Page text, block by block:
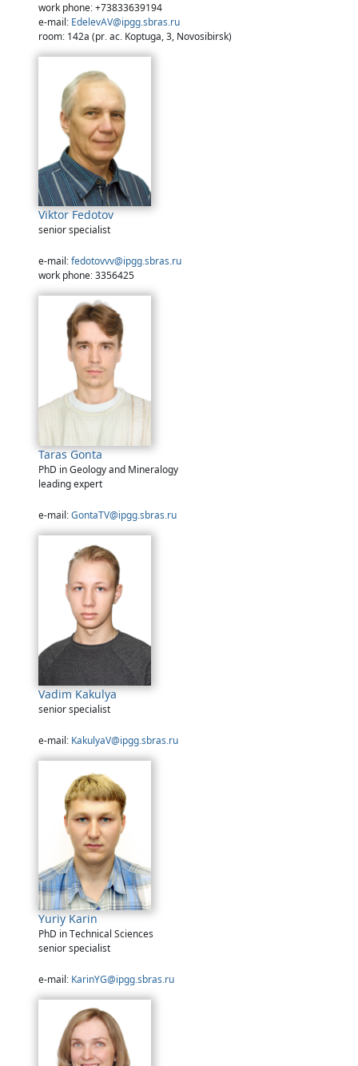
work phone: +73833639194
e-mail: EdelevAV@ipgg.sbras.ru
room: 142a (pr. ac. Koptuga, 3, Novosibirsk)
Viktor Fedotov
senior specialist
e-mail:fedotovvv@ipgg.sbras.ru
work phone: 3356425
Taras Gonta
PhD in Geology and Mineralogy
leading expert
e-mail:GontaTV@ipgg.sbras.ru
Vadim Kakulya
senior specialist
e-mail: KakulyaV@ipgg.sbras.ru
Yuriy Karin
PhD in Technical Sciences
senior specialist
e-mail: KarinYG@ipgg.sbras.ru